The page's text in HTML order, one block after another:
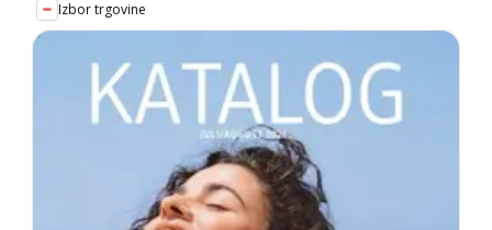
Izbor trgovine